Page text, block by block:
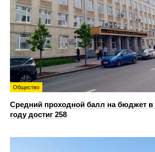
Общество
Средний проходной балл на бюджет в
году достиг 258